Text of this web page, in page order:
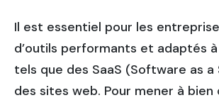
Il est essentiel pour les
d’outils performants et adaptés
tels que des SaaS (Software as
des sites web. Pour mener à